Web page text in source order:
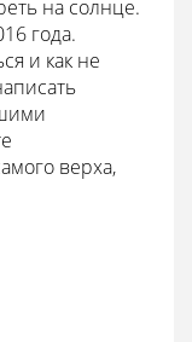
на солнце.
года.
и как не
верха,